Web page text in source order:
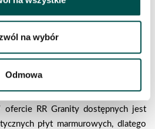
na wybór
Odmowa
przez architektów i budowlańców
wysokiej odporności na działanie
co granit, jednak również ma dobrą
odporny na zarysowania i
jak i w przestrzeniach
hotelowej recepcji czy pokrycie
RR Granity dostępnych jest
płyt marmurowych, dlatego